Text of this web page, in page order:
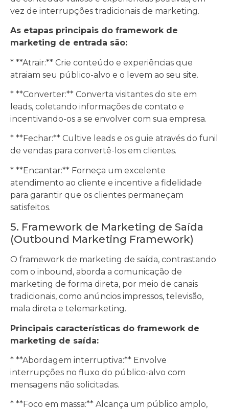
vez de interrupções tradicionais de marketing.
As etapas principais do framework de
marketing de entrada são:
* **Atrair:** Crie conteúdo e experiências que
atraiam seu público-alvo e o levem ao seu site.
* **Converter:** Converta visitantes do site em
leads, coletando informações de contato e
incentivando-os a se envolver com sua empresa.
* **Fechar:** Cultive leads e os guie através do funil
de vendas para convertê-los em clientes.
* **Encantar:** Forneça um excelente
atendimento ao cliente e incentive a fidelidade
para garantir que os clientes permaneçam
satisfeitos.
5. Framework de Marketing de Saída
(Outbound Marketing Framework)
O framework de marketing de saída, contrastando
com o inbound, aborda a comunicação de
marketing de forma direta, por meio de canais
tradicionais, como anúncios impressos, televisão,
mala direta e telemarketing.
Principais características do framework de
marketing de saída:
* **Abordagem interruptiva:** Envolve
interrupções no fluxo do público-alvo com
mensagens não solicitadas.
* **Foco em massa:** Alcança um público amplo,